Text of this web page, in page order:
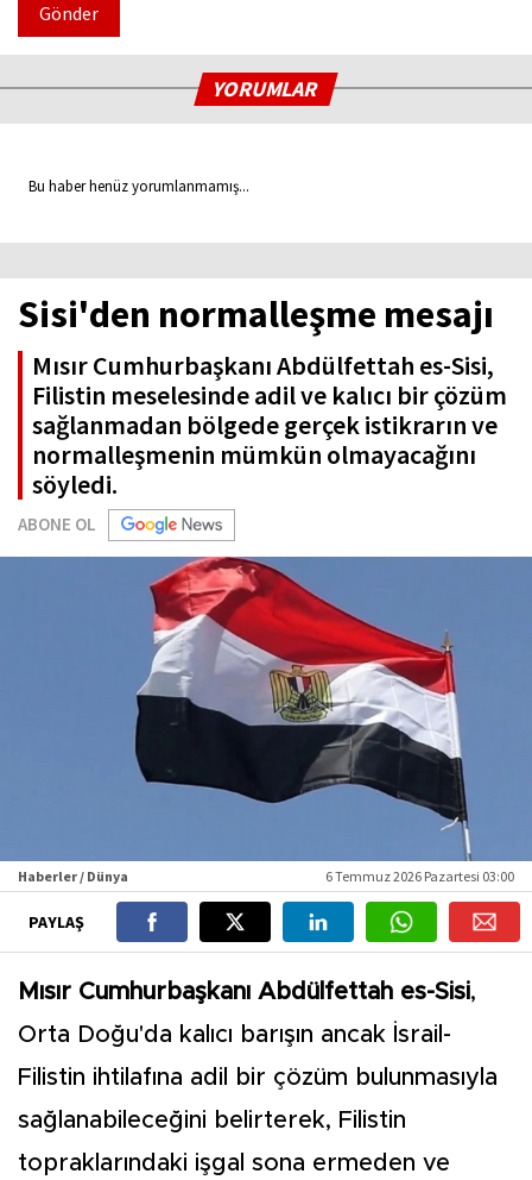
Gönder
YORUMLAR
Bu haber henüz yorumlanmamış...
Sisi'den normalleşme mesajı
Mısır Cumhurbaşkanı Abdülfettah es-Sisi,
Filistin meselesinde adil ve kalıcı bir çözüm
sağlanmadan bölgede gerçek istikrarın ve
normalleşmenin mümkün olmayacağını
söyledi.
ABONE OL
Haberler / Dünya 6 Temmuz 2026 Pazartesi 03:00
PAYLAŞ
Mısır Cumhurbaşkanı Abdülfettah es-Sisi,
Orta Doğu'da kalıcı barışın ancak İsrail-
Filistin ihtilafına adil bir çözüm bulunmasıyla
sağlanabileceğini belirterek, Filistin
topraklarındaki işgal sona ermeden ve